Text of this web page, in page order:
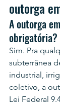
outorga
A outorga
obrigatória?
Sim. Pra
subterrânea
industrial,
coletivo, a
Lei Federal